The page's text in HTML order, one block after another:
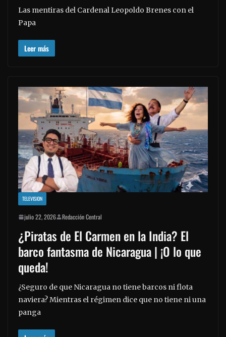
Las mentiras del Cardenal Leopoldo Brenes con el
Papa
Leer más
TELEVISION
julio 22, 2026 Redacción Central
¿Piratas de El Carmen en la India? El
barco fantasma de Nicaragua | ¡O lo que
queda!
¿Seguro de que Nicaragua no tiene barcos ni flota
naviera? Mientras el régimen dice que no tiene ni una
panga